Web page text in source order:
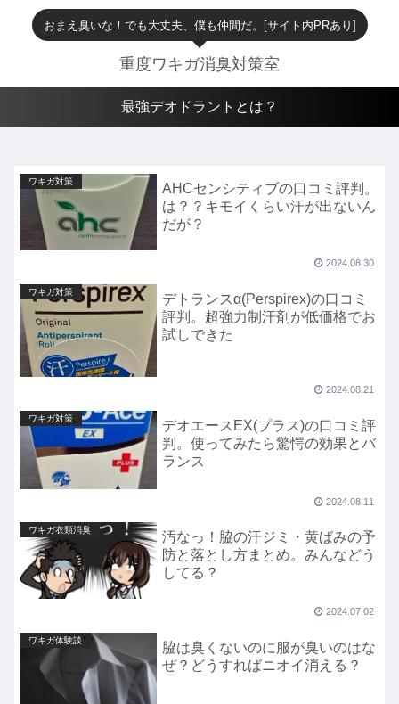
おまえ臭いな！でも大丈夫、僕も仲間だ。[サイト内PRあり]
重度ワキガ消臭対策室
最強デオドラントとは？
ワキガ対策
AHCセンシティブの口コミ評判。
は？？キモイくらい汗が出ないん
だが？
2024.08.30
ワキガ対策
デトランスα(Perspirex)の口コミ
評判。超強力制汗剤が低価格でお
試しできた
2024.08.21
ワキガ対策
デオエースEX(プラス)の口コミ評
判。使ってみたら驚愕の効果とバ
ランス
2024.08.11
ワキガ衣類消臭
汚なっ！脇の汗ジミ・黄ばみの予
防と落とし方まとめ。みんなどう
してる？
2024.07.02
ワキガ体験談
脇は臭くないのに服が臭いのはな
ぜ？どうすればニオイ消える？